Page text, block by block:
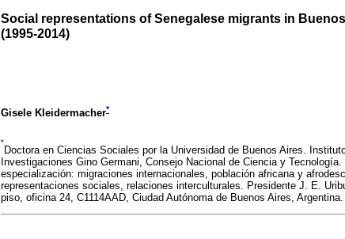
Social representations of Senegalese migrants in
(1995-2014)
Gisele Kleidermacher*
*
Doctora en Ciencias Sociales por la Universidad de Buenos Aires.
Investigaciones Gino Germani, Consejo Nacional de Ciencia y Tecnología.
especialización: migraciones internacionales, población africana y
representaciones sociales, relaciones interculturales. Presidente J. E.
piso, oficina 24, C1114AAD, Ciudad Autónoma de Buenos Aires, Argentina.